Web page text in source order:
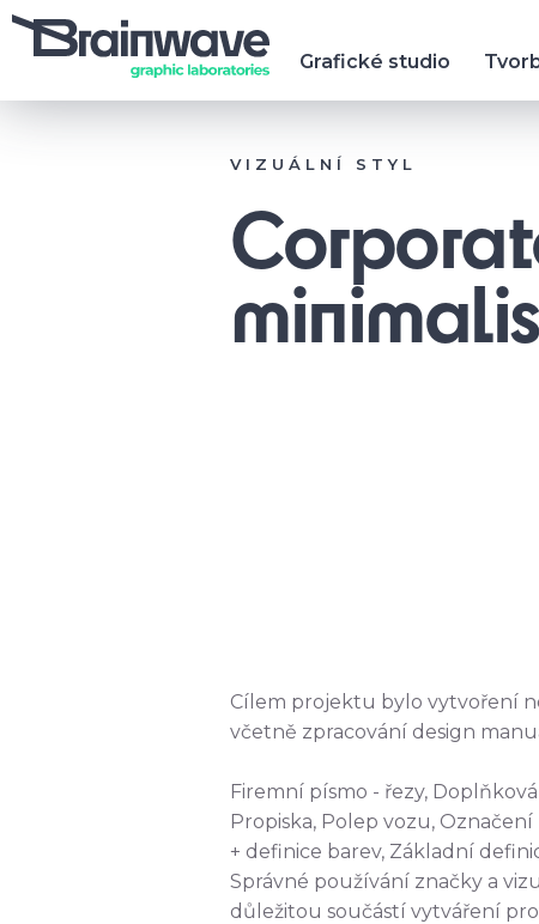
Grafické studio
VIZUÁLNÍ STYL
Cílem projektu bylo vytvoření
včetně zpracování design
Firemní písmo - řezy,
Propiska, Polep vozu,
+ definice barev, Základní
Správné používání značky a
důležitou součástí vytváření